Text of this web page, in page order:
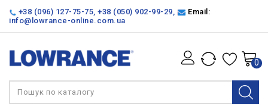
+38 (096) 127-75-75, +38 (050) 902-99-29,
Email:
info@lowrance-online.com.ua
0